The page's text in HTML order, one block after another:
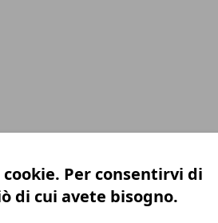
Per consentirvi di
di cui avete bisogno.